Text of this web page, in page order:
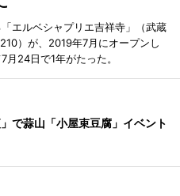
エルベシャプリエ吉祥寺」（武蔵
）が、2019年7月にオープンし
24日で1年がたった。
で蒜山「小屋束豆腐」イベント